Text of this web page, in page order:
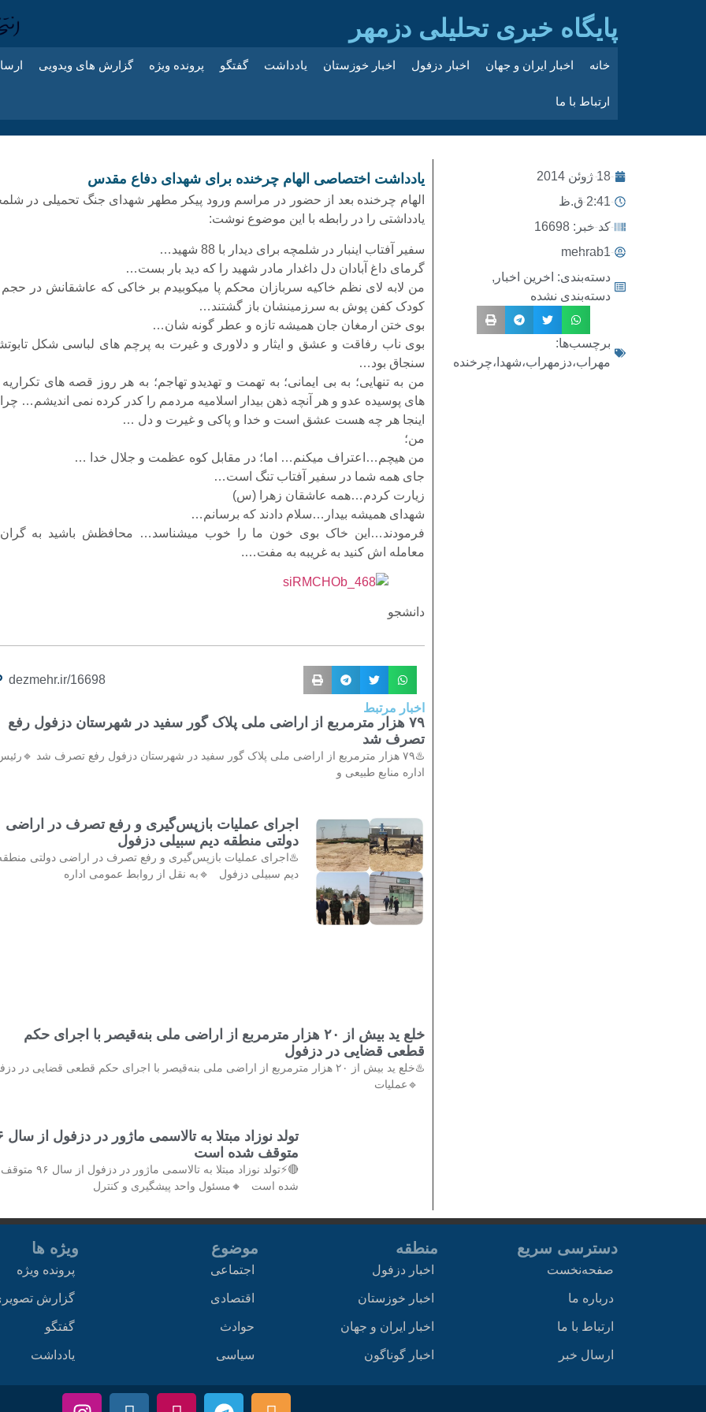
پایگاه خبری تحلیلی دزمهر
خانه اخبار ایران و جهان اخبار دزفول اخبار خوزستان یادداشت گفتگو پرونده ویژه گزارش های ویدویی
ارتباط با ما
18 ژوئن 2014
2:41 ق.ظ
کد خبر: 16698
mehrab1
دسته‌بندی: اخرین اخبار ,
دسته‌بندی نشده
برچسب‌ها:
مهراب،دزمهراب،شهدا،چرخنده
یادداشت اختصاصی الهام چرخنده برای شهدای دفاع مقدس
الهام چرخنده بعد از حضور در مراسم ورود پیکر مطهر شهدای جنگ تحمیلی در
یادداشتی را در رابطه با این موضوع نوشت:
سفیر آفتاب اینبار در شلمچه برای دیدار با 88 شهید…
گرمای داغ آبادان دل داغدار مادر شهید را که دید بار بست…
من لابه لای نظم خاکیه سربازان محکم پا میکوبیدم بر خاکی که عاشقانش در
کودک کفن پوش به سرزمینشان باز گشتند…
بوی ختن ارمغان جان همیشه تازه و عطر گونه شان…
بوی ناب رفاقت و عشق و ایثار و دلاوری و غیرت به پرچم های لباسی شکل
سنجاق بود…
من به تنهایی؛ به بی ایمانی؛ به تهمت و تهدیدو تهاجم؛ به هر روز قصه های
های پوسیده عدو و هر آنچه ذهن بیدار اسلامیه مردمم را کدر کرده نمی اندیشم…
اینجا هر چه هست عشق است و خدا و پاکی و غیرت و دل …
من؛
من هیچم…اعتراف میکنم… اما؛ در مقابل کوه عظمت و جلال خدا …
جای همه شما در سفیر آفتاب تنگ است…
زیارت کردم…همه عاشقان زهرا (س)
شهدای همیشه بیدار…سلام دادند که برسانم…
فرمودند…این خاک بوی خون ما را خوب میشناسد… محافظش باشید به گران
معامله اش کنید به غریبه به مفت….
دانشجو
dezmehr.ir/16698
اخبار مرتبط
۷۹ هزار مترمربع از اراضی ملی پلاک گور سفید در شهرستان دزفول رفع
تصرف شد
♨️۷۹ هزار مترمربع از اراضی ملی پلاک گور سفید در شهرستان دزفول رفع تصرف شد
اداره منابع طبیعی و
اجرای عملیات بازپس‌گیری و رفع تصرف در اراضی
دولتی منطقه دیم سبیلی دزفول
♨️اجرای عملیات بازپس‌گیری و رفع تصرف در اراضی دولتی
دیم سبیلی دزفول 🔹به نقل از روابط عمومی اداره
خلع ید بیش از ۲۰ هزار مترمربع از اراضی ملی بنه‌قیصر با اجرای حکم
قطعی قضایی در دزفول
♨️خلع ید بیش از ۲۰ هزار مترمربع از اراضی ملی بنه‌قیصر با اجرای حکم قطعی قضایی در
🔹عملیات
تولد
متوقف شده است
🔴⚡تولد نوزاد مبتلا به تالاسمی ماژور در دزفول از سال ۹۶ متوقف
شده است 🔸مسئول واحد پیشگیری و کنترل
دسترسی سریع
صفحه‌نخست
درباره ما
ارتباط با ما
ارسال خبر
منطقه
اخبار دزفول
اخبار خوزستان
اخبار ایران و جهان
اخبار گوناگون
موضوع
اجتماعی
اقتصادی
حوادث
سیاسی
ویژه ها
پرونده ویژه
گزارش
گفتگو
یادداشت